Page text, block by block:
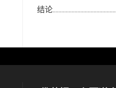
结论